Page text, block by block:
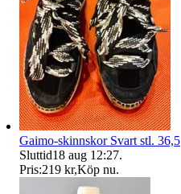
Gaimo-skinnskor Svart stl. 36,5
Sluttid18 aug 12:27.
Pris:219 kr,Köp nu.